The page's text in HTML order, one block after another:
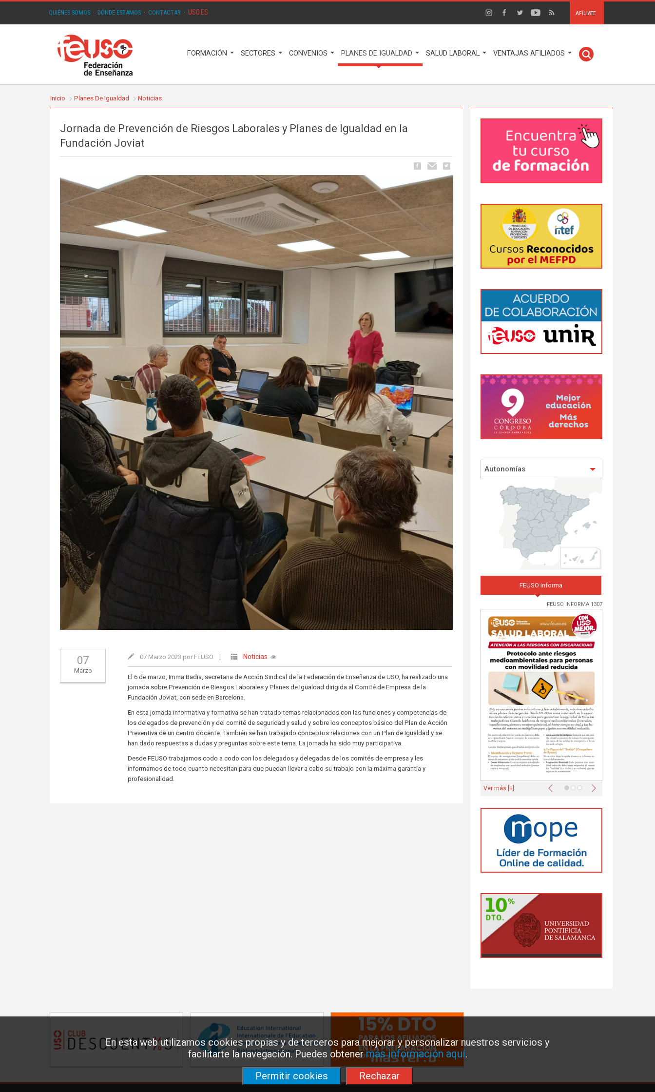
En esta web utilizamos cookies propias y de terceros para mejorar y personalizar nuestros servicios y
facilitarte la navegación. Puedes obtenermás información aquí.
Permitir cookies
Rechazar
QUIÉNES SOMOS · DÓNDE ESTAMOS · CONTACTAR · USO.ES AFÍLIATE
FORMACIÓN SECTORES CONVENIOS PLANES DE IGUALDAD SALUD LABORAL VENTAJAS AFILIADOS
Inicio Planes De Igualdad Noticias
Jornada de Prevención de Riesgos Laborales y Planes de Igualdad en la
Fundación Joviat
07
Marzo
07 Marzo 2023 por FEUSO | Noticias
El 6 de marzo, Imma Badia, secretaria de Acción Sindical de la Federación de Enseñanza de USO, ha realizado una
jornada sobre Prevención de Riesgos Laborales y Planes de Igualdad dirigida al Comité de Empresa de la
Fundación Joviat, con sede en Barcelona.
En esta jornada informativa y formativa se han tratado temas relacionados con las funciones y competencias de
los delegados de prevención y del comité de seguridad y salud y sobre los conceptos básico del Plan de Acción
Preventiva de un centro docente. También se han trabajado conceptos relaciones con un Plan de Igualdad y se
han dado respuestas a dudas y preguntas sobre este tema. La jornada ha sido muy participativa.
Desde FEUSO trabajamos codo a codo con los delegados y delegadas de los comités de empresa y les
informamos de todo cuanto necesitan para que puedan llevar a cabo su trabajo con la máxima garantía y
profesionalidad.
Autonomías
FEUSO informa
FEUSO INFORMA 1307
Anterior Siguiente
Ver más [+]